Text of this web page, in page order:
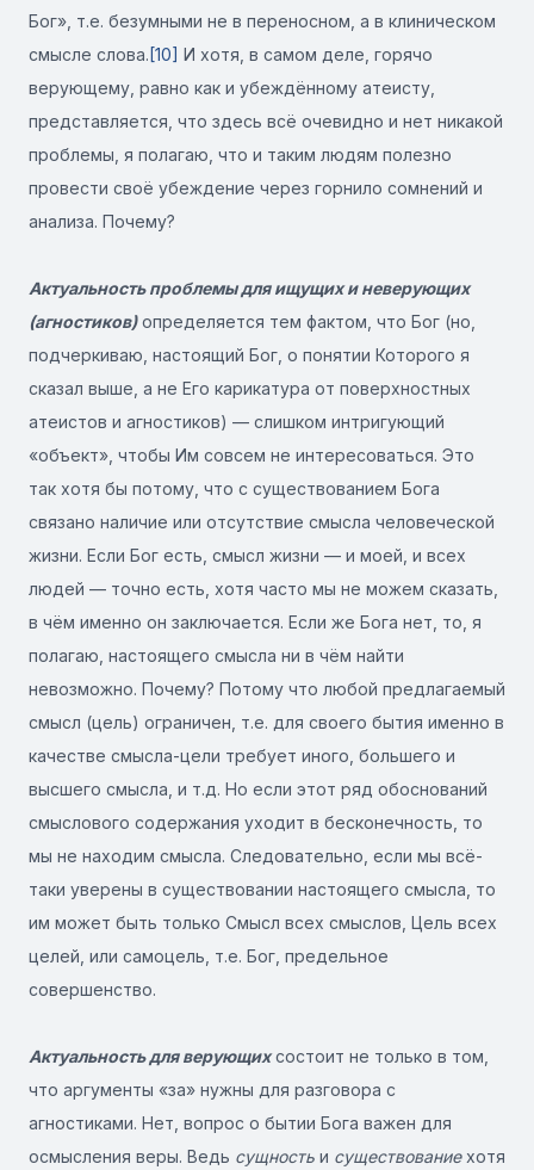
Бог», т.е. безумными не в переносном, а в клиническом
смысле слова. [10] И хотя, в самом деле, горячо
верующему, равно как и убеждённому атеисту,
представляется, что здесь всё очевидно и нет никакой
проблемы, я полагаю, что и таким людям полезно
провести своё убеждение через горнило сомнений и
анализа. Почему?
Актуальность проблемы для ищущих и неверующих
(агностиков)определяется тем фактом, что Бог (но,
подчеркиваю, настоящий Бог, о понятии Которого я
сказал выше, а не Его карикатура от поверхностных
атеистов и агностиков) — слишком интригующий
«объект», чтобы Им совсем не интересоваться. Это
так хотя бы потому, что с существованием Бога
связано наличие или отсутствие смысла человеческой
жизни. Если Бог есть, смысл жизни — и моей, и всех
людей — точно есть, хотя часто мы не можем сказать,
в чём именно он заключается. Если же Бога нет, то, я
полагаю, настоящего смысла ни в чём найти
невозможно. Почему? Потому что любой предлагаемый
смысл (цель) ограничен, т.е. для своего бытия именно в
качестве смысла-цели требует иного, большего и
высшего смысла, и т.д. Но если этот ряд обоснований
смыслового содержания уходит в бесконечность, то
мы не находим смысла. Следовательно, если мы всё-
таки уверены в существовании настоящего смысла, то
им может быть только Смысл всех смыслов, Цель всех
целей, или самоцель, т.е. Бог, предельное
совершенство.
Актуальность для верующихсостоит не только в том,
что аргументы «за» нужны для разговора с
агностиками. Нет, вопрос о бытии Бога важен для
осмысления веры. Ведь сущность и существованиехотя